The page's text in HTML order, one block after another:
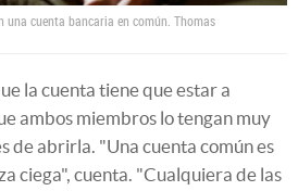
una cuenta bancaria en común. Thomas
la cuenta tiene que estar a
ambos miembros lo tengan muy
de abrirla. "Una cuenta común es
ciega", cuenta. "Cualquiera de las